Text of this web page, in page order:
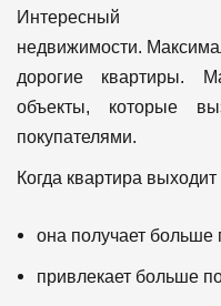
Интересный
недвижимости.
дорогие квартиры.
объекты, которые
покупателями.
Когда квартира
она получает больше
привлекает больше